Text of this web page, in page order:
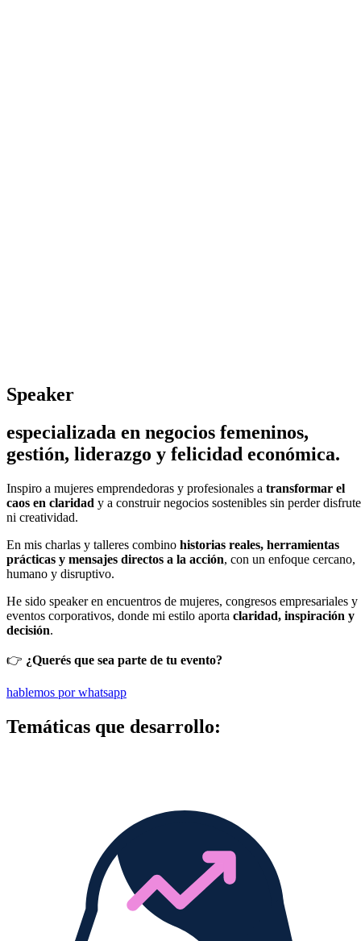
Speaker
especializada en negocios femeninos,
gestión, liderazgo y felicidad económica.
Inspiro a mujeres emprendedoras y profesionales a transformar el
caos en claridad y a construir negocios sostenibles sin perder disfrute
ni creatividad.
En mis charlas y talleres combino historias reales, herramientas
prácticas y mensajes directos a la acción, con un enfoque cercano,
humano y disruptivo.
He sido speaker en encuentros de mujeres, congresos empresariales y
eventos corporativos, donde mi estilo aporta claridad, inspiración y
decisión.
👉 ¿Querés que sea parte de tu evento?
hablemos por whatsapp
Temáticas que desarrollo: